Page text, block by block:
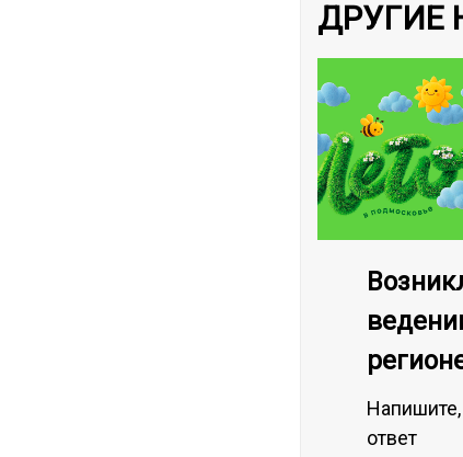
ДРУГИЕ
ответ